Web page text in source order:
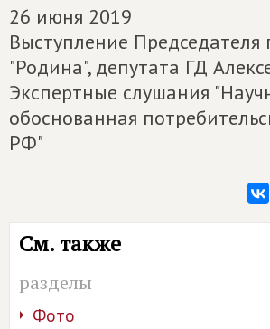
26 июня 2019
Выступление Председателя
"Родина", депутата ГД
Экспертные слушания
обоснованная
РФ"
См. также
разделы
Фото